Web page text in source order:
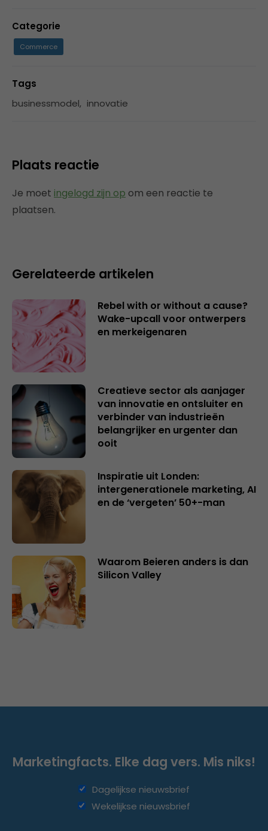
Categorie
Commerce
Tags
businessmodel, innovatie
Plaats reactie
Je moet ingelogd zijn op om een reactie te
plaatsen.
Gerelateerde artikelen
Rebel with or without a cause?
Wake-upcall voor ontwerpers
en merkeigenaren
Creatieve sector als aanjager
van innovatie en ontsluiter en
verbinder van industrieën
belangrijker en urgenter dan
ooit
Inspiratie uit Londen:
intergenerationele marketing, AI
en de ‘vergeten’ 50+-man
Waarom Beieren anders is dan
Silicon Valley
Marketingfacts. Elke dag vers. Mis niks!
Dagelijkse nieuwsbrief
Wekelijkse nieuwsbrief